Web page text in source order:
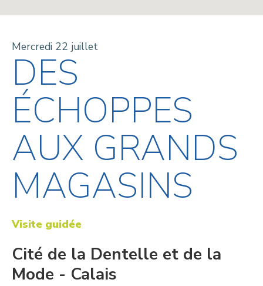
Mercredi 22 juillet
DES
ÉCHOPPES
AUX GRANDS
MAGASINS
Visite guidée
Cité de la Dentelle et de la
Mode - Calais